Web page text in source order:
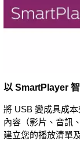
以 SmartPlayer
將 USB 變成具成
內容（影片、音訊
建立您的播放清單